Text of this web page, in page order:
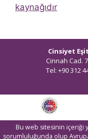
kaynağıdır
Cinsiyet
Cinnah Cad.
Tel: +90 312
Bu web sitesinin içeriği
sorumluluğunda olup